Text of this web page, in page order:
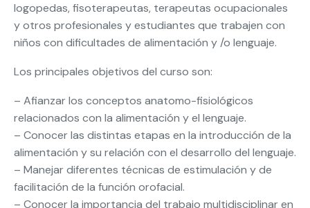
logopedas, fisoterapeutas, terapeutas ocupacionales
y otros profesionales y estudiantes que trabajen con
niños con dificultades de alimentación y /o lenguaje.
Los principales objetivos del curso son:
– Afianzar los conceptos anatomo-fisiológicos
relacionados con la alimentación y el lenguaje.
– Conocer las distintas etapas en la introducción de la
alimentación y su relación con el desarrollo del lenguaje.
– Manejar diferentes técnicas de estimulación y de
facilitación de la función orofacial.
– Conocer la importancia del trabajo multidisciplinar en